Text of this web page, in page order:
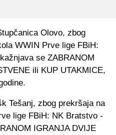
Olovo, zbog
WWIN Prve lige FBiH:
se ZABRANOM
ili KUP UTAKMICE,
Tešanj, zbog prekršaja na
lige FBiH: NK Bratstvo -
IGRANJA DVIJE